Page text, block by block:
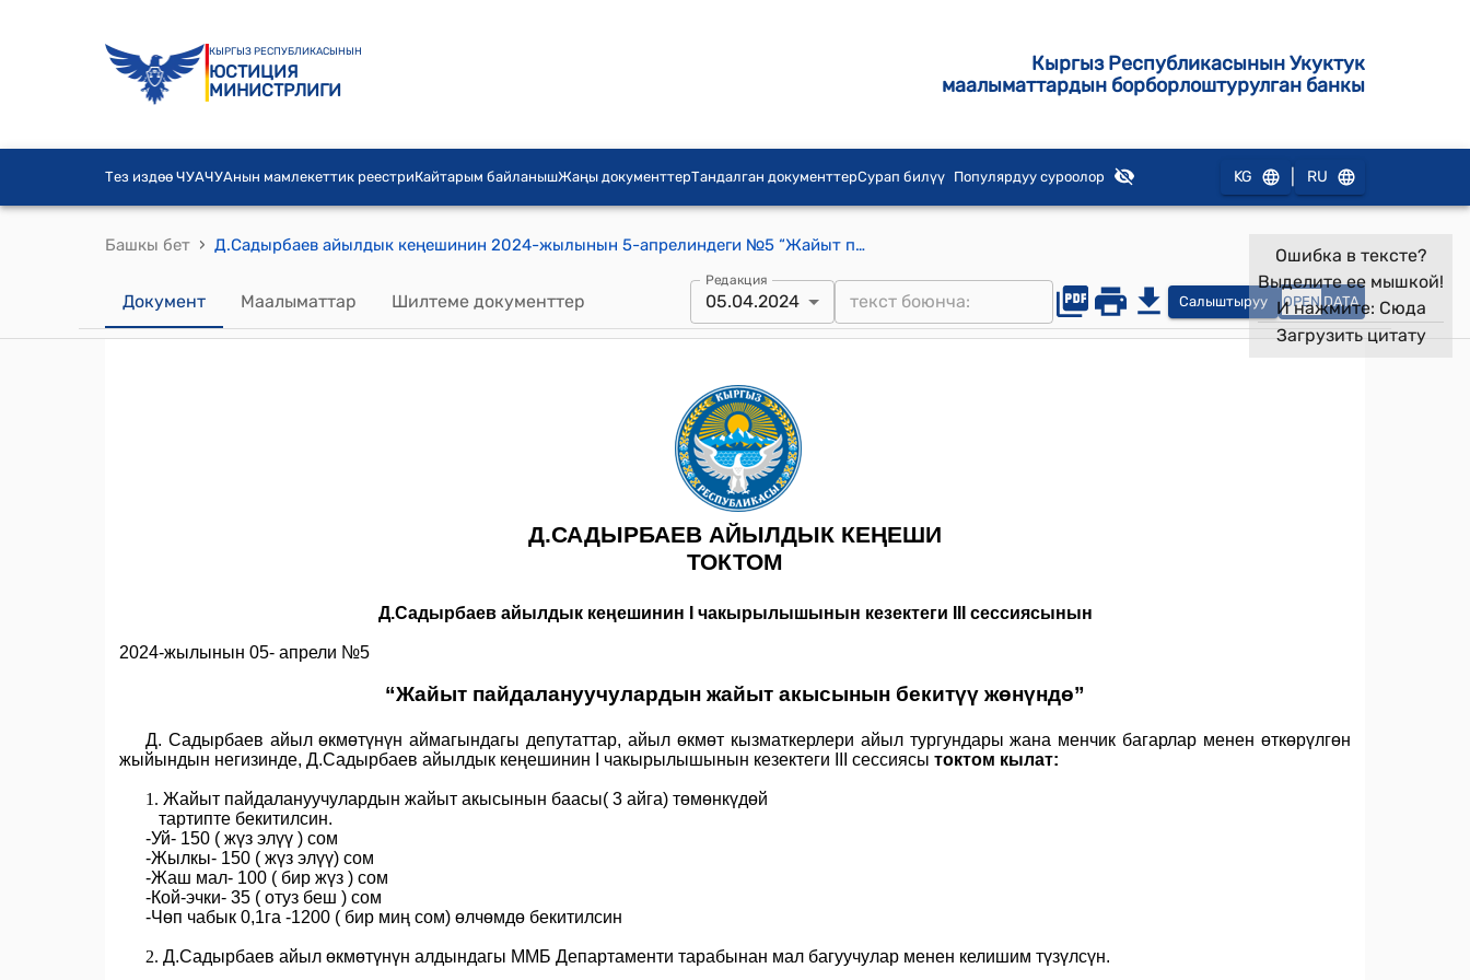
КЫРГЫЗ РЕСПУБЛИКАСЫНЫН
ЮСТИЦИЯ
МИНИСТРЛИГИ
Кыргыз Республикасынын Укуктук
маалыматтардын борборлоштурулган банкы
Тез издөө ЧУАЧУАнын мамлекеттик реестриКайтарым байланышЖаңы документтерТандалган документтерСурап билүү Популярдуу суроолор KG RU
Башкы бет › Д.Садырбаев айылдык кеңешинин 2024-жылынын 5-апрелиндеги №5 “Жайыт пайдалануучулардын жайыт акысынын бекитүү жөнүндө” токтому
Документ Маалыматтар Шилтеме документтер
Редакция
05.04.2024 Салыштыруу OPEN DATA
Ошибка в тексте?
Выделите ее мышкой!
И нажмите: Сюда
Загрузить цитату